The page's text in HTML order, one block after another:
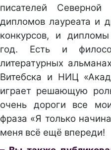
писателей
дипломов лауреата и
конкурсов, и
год. Есть и
литературных
Витебска и НИЦ
играет решающую
очень дороги все
фраза «Я только
меня всё ещё впереди!